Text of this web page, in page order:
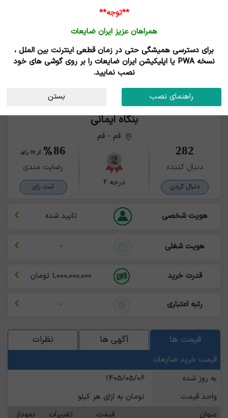
بنگاه ایمانی
قم - قم
282
دنبال کننده
دنبال کردن درجه ۲
86 از 39 رای
رضایت مندی
ثبت رای
هویت شخصی تایید شده
هویت شغلی -
قدرت خرید 1,000,000,000 تومان
رتبه اعتباری -
قیمت ها آگهی ها نظرات
قیمت خرید ضایعات
به روز شده
1405/05/06
واحد قیمت
تومان به ازای هر کیلو
عنوان
قیمت تغییرات
نمودار
**توجه**
همراهان عزیز ایران ضایعات
برای دسترسی همیشگی حتی در زمان قطعی اینترنت بین الملل ،
نسخه PWA یا اپلیکیشن ایران ضایعات را بر روی گوشی های خود
نصب نمایید.
راهنمای نصب بستن